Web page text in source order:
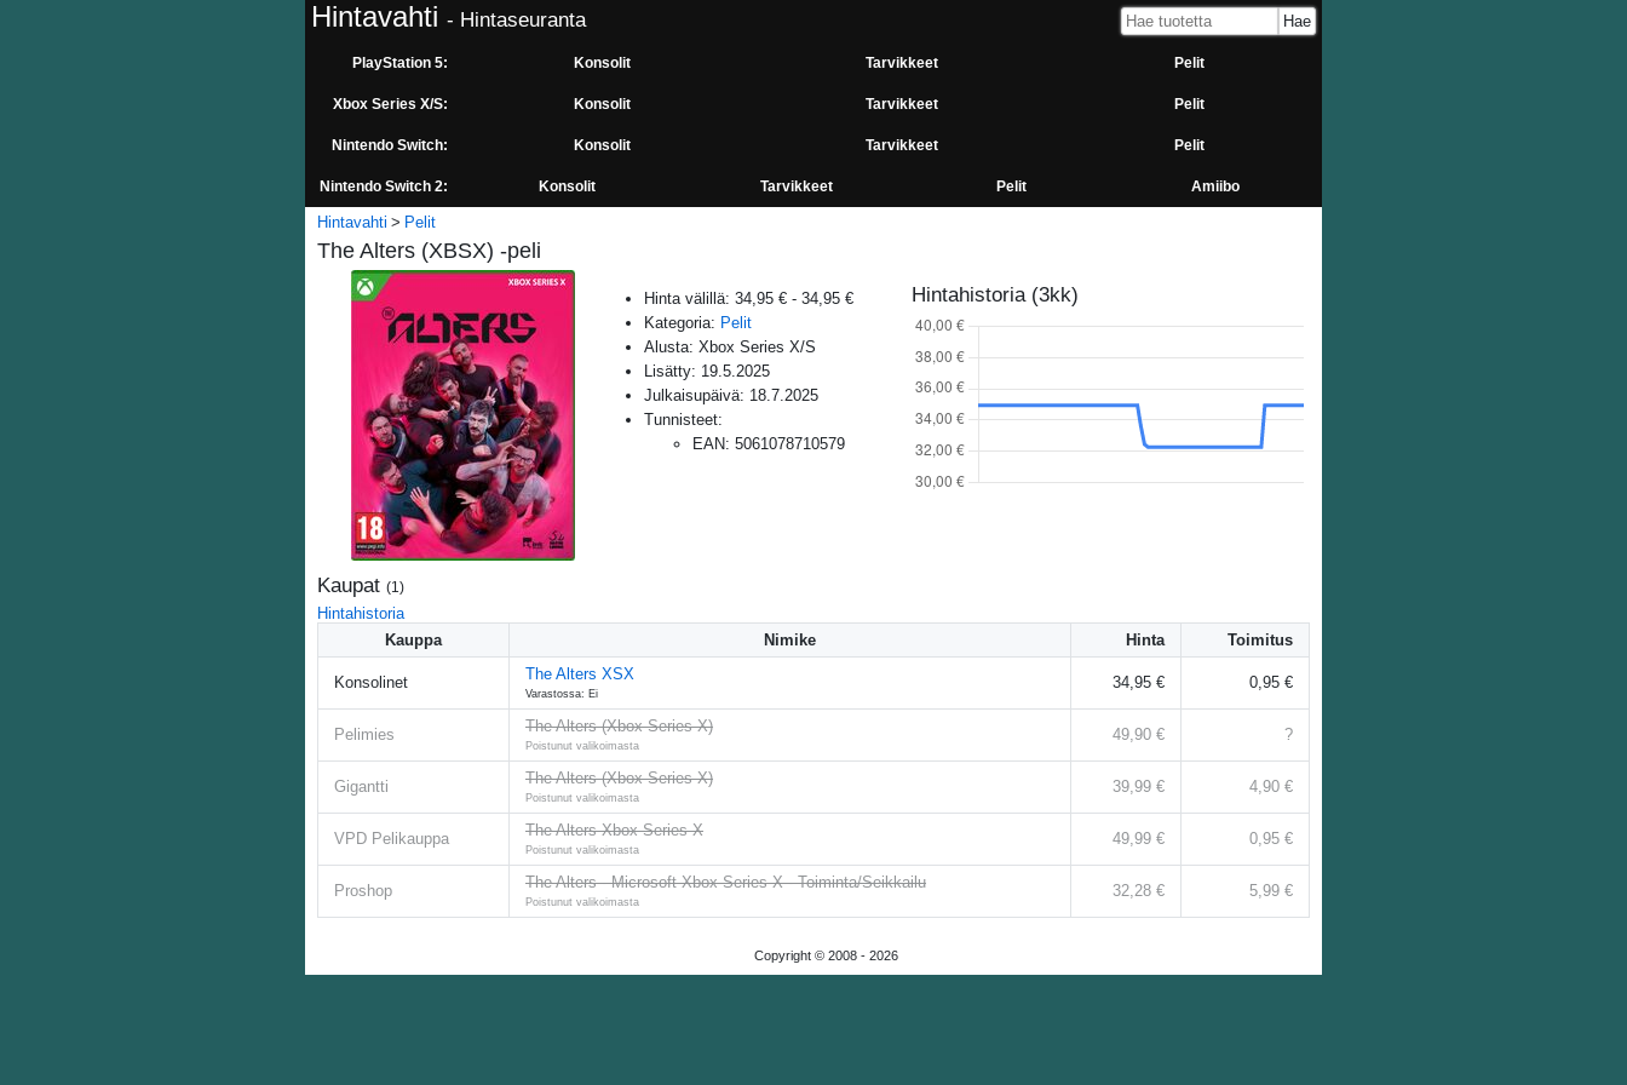
Hintavahti - Hintaseuranta
PlayStation 5: Konsolit Tarvikkeet Pelit
Xbox Series X/S: Konsolit Tarvikkeet Pelit
Nintendo Switch: Konsolit Tarvikkeet Pelit
Nintendo Switch 2: Konsolit Tarvikkeet Pelit Amiibo
Hintavahti Pelit
The Alters (XBSX) -peli
Hinta välillä: 34,95 € - 34,95 €
Kategoria: Pelit
Alusta: Xbox Series X/S
Lisätty: 19.5.2025
Julkaisupäivä: 18.7.2025
Tunnisteet:
EAN: 5061078710579
Hintahistoria (3kk)
Kaupat (1 )
Hintahistoria
Kauppa
Nimike Hinta Toimitus
Konsolinet The Alters XSX
Varastossa: Ei
34,95 € 0,95 €
Pelimies The Alters (Xbox Series X)
Poistunut valikoimasta
49,90 € ?
Gigantti The Alters (Xbox Series X)
Poistunut valikoimasta
39,99 € 4,90 €
VPD Pelikauppa The Alters Xbox Series X
Poistunut valikoimasta
49,99 € 0,95 €
Proshop The Alters - Microsoft Xbox Series X - Toiminta/Seikkailu
Poistunut valikoimasta
32,28 € 5,99 €
Copyright © 2008 - 2026